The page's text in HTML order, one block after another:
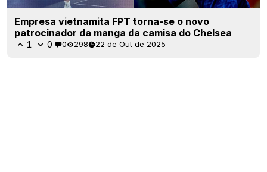
Empresa vietnamita FPT torna-se o novo
patrocinador da manga da camisa do Chelsea
1 0 0 298 22 de Out de 2025